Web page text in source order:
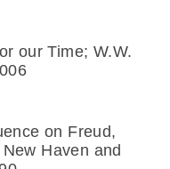
our Time; W.W.
on Freud,
Haven and